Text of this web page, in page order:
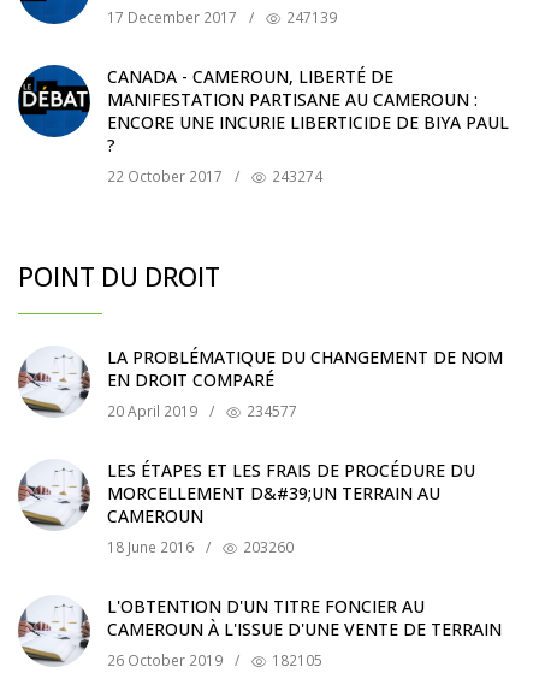
17 December 2017 / 247139
CANADA - CAMEROUN, LIBERTÉ DE
MANIFESTATION PARTISANE AU CAMEROUN :
ENCORE UNE INCURIE LIBERTICIDE DE BIYA PAUL
?
22 October 2017 / 243274
POINT DU DROIT
LA PROBLÉMATIQUE DU CHANGEMENT DE NOM
EN DROIT COMPARÉ
20 April 2019 / 234577
LES ÉTAPES ET LES FRAIS DE PROCÉDURE DU
MORCELLEMENT D&#39;UN TERRAIN AU
CAMEROUN
18 June 2016 / 203260
L'OBTENTION D'UN TITRE FONCIER AU
CAMEROUN À L'ISSUE D'UNE VENTE DE TERRAIN
26 October 2019 / 182105